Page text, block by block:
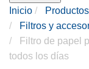
Inicio
Productos
Filtros y
Filtro de papel
todos los días